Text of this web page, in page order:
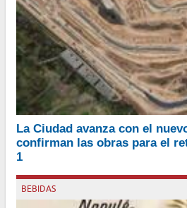
El nuevo Autódromo Oscar y Juan
recibir a 150 mil personas por día
La Ciudad avanza con el
confirman las obras para el
1
BEBIDAS